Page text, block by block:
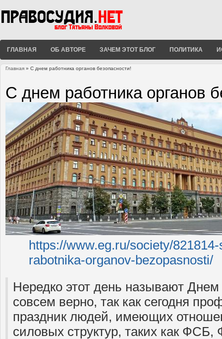
ГЛАВНАЯ ОБ АВТОРЕ ЗАЧЕМ ЭТОТ БЛОГ ПОЛИТИКА
Главная » С днем работника органов безопасности!
С днем работника органов
https://www.eg.ru/society/
rabotnika-organov-bezopasnosti/
Нередко этот день называют
совсем верно, так как сегодня
праздник людей, имеющих
силовых структур, таких как